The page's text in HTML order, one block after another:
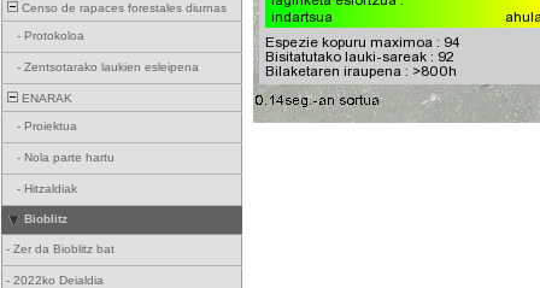
Censo de rapaces forestales diurnas
- Protokoloa
- Zentsotarako laukien esleipena
ENARAK
- Proiektua
- Nola parte hartu
- Hitzaldiak
Bioblitz
- Zer da Bioblitz bat
- 2022ko Deialdia